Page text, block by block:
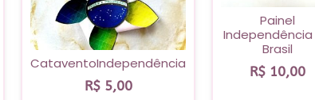
CataventoIndependência
R$5,00
Painel
Brasil
R$10,00